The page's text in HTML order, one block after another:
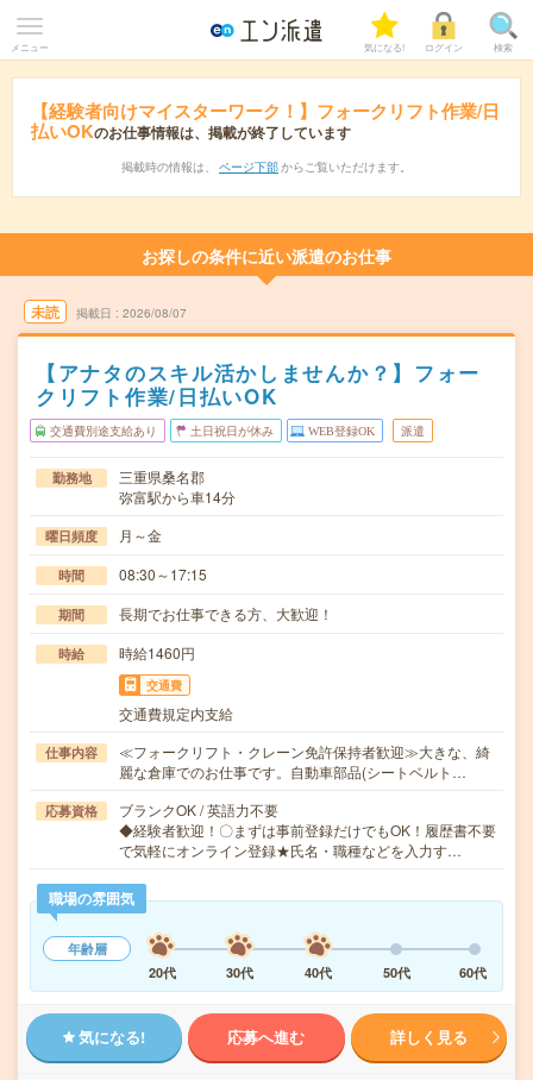
メニュー 気になる! ログイン 検索
【経験者向けマイスターワーク！】フォークリフト作業/日
払いOKのお仕事情報は、掲載が終了しています
掲載時の情報は、 ページ下部 からご覧いただけます。
お探しの条件に近い派遣のお仕事
未読 掲載日 2026/08/07
【アナタのスキル活かしませんか？】フォー
クリフト作業/日払いOK
交通費別途支給あり 土日祝日が休み WEB登録OK 派遣
勤務地
三重県桑名郡
弥富駅から車14分
曜日頻度 月～金
時間 08:30～17:15
期間 長期でお仕事できる方、大歓迎！
時給 時給1460円
交通費
交通費規定内支給
仕事内容
≪フォークリフト・クレーン免許保持者歓迎≫大きな、綺
麗な倉庫でのお仕事です。自動車部品(シートベルト…
応募資格
ブランクOK / 英語力不要
◆経験者歓迎！〇まずは事前登録だけでもOK！履歴書不要
で気軽にオンライン登録★氏名・職種などを入力す…
職場の雰囲気
年齢層
20代
30代 40代 50代 60代
気になる! 応募へ進む 詳しく見る